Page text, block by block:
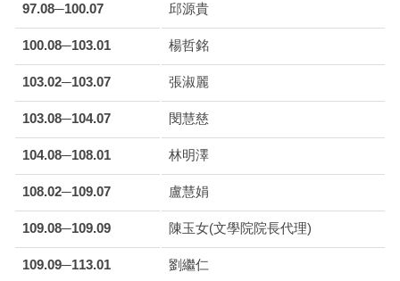
97.08─100.07 邱源貴
100.08─103.01 楊哲銘
103.02─103.07 張淑麗
103.08─104.07 閔慧慈
104.08─108.01 林明澤
108.02─109.07 盧慧娟
109.08─109.09 陳玉女(文學院院長代理)
109.09─113.01 劉繼仁